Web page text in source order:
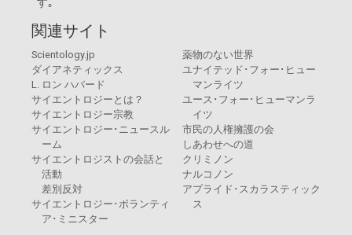
関連サイト
Scientology.jp
ダイアネティックス
L. ロン ハバード
サイエントロジーとは？
サイエントロジー宗教
サイエントロジー･ニュースル
ーム
サイエントロジストの会話と
活動
差別反対
サイエントロジー･ボランティ
ア･ミニスター
薬物のない世界
ユナイテッド･フォー･ヒュー
マンライツ
ユース･フォー･ヒューマンラ
イツ
市民の人権擁護の会
しあわせへの道
クリミノン
ナルコノン
アプライド･スカラスティック
ス